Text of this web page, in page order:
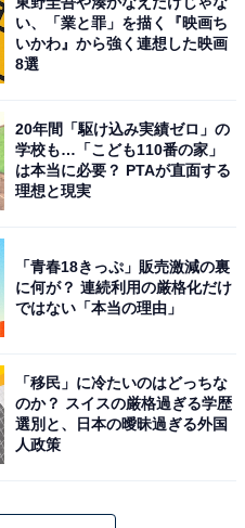
い、「業と罪」を描く『映画ち
いかわ』から強く連想した映画
8選
20年間「駆け込み実績ゼロ」の
学校も…「こども110番の家」
は本当に必要？ PTAが直面する
理想と現実
「青春18きっぷ」販売激減の裏
に何が？ 連続利用の厳格化だけ
ではない「本当の理由」
「移民」に冷たいのはどっちな
のか？ スイスの厳格過ぎる学歴
選別と、日本の曖昧過ぎる外国
人政策